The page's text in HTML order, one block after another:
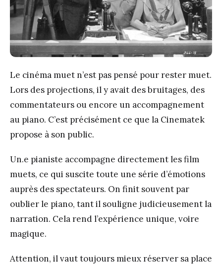
Le cinéma muet n’est pas pensé pour rester muet.
Lors des projections, il y avait des bruitages, des
commentateurs ou encore un accompagnement
au piano. C’est précisément ce que la Cinematek
propose à son public.
Un.e pianiste accompagne directement les film
muets, ce qui suscite toute une série d’émotions
auprès des spectateurs. On finit souvent par
oublier le piano, tant il souligne judicieusement la
narration. Cela rend l’expérience unique, voire
magique.
Attention, il vaut toujours mieux réserver sa place